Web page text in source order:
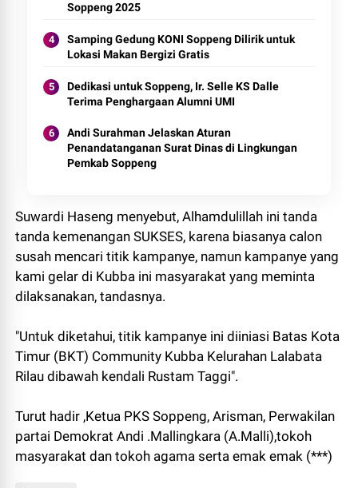
Soppeng 2025
Samping Gedung KONI Soppeng Dilirik untuk
Lokasi Makan Bergizi Gratis
Dedikasi untuk Soppeng, Ir. Selle KS Dalle
Terima Penghargaan Alumni UMI
Andi Surahman Jelaskan Aturan
Penandatanganan Surat Dinas di Lingkungan
Pemkab Soppeng
Suwardi Haseng menyebut, Alhamdulillah ini tanda
tanda kemenangan SUKSES, karena biasanya calon
susah mencari titik kampanye, namun kampanye yang
kami gelar di Kubba ini masyarakat yang meminta
dilaksanakan, tandasnya.
"Untuk diketahui, titik kampanye ini diiniasi Batas Kota
Timur (BKT) Community Kubba Kelurahan Lalabata
Rilau dibawah kendali Rustam Taggi".
Turut hadir ,Ketua PKS Soppeng, Arisman, Perwakilan
partai Demokrat Andi .Mallingkara (A.Malli),tokoh
masyarakat dan tokoh agama serta emak emak (***)